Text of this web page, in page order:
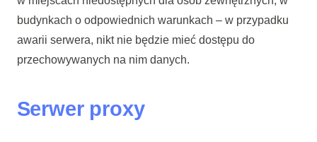
budynkach o odpowiednich warunkach – w przypadku
awarii serwera, nikt nie będzie mieć dostępu do
przechowywanych na nim danych.
Serwer proxy